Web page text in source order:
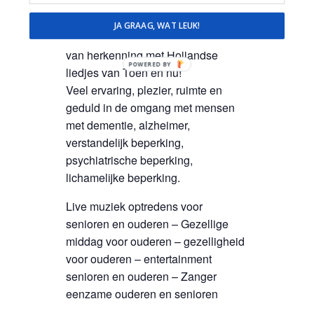
Wilhelmus de Oranje Man
Muzikale reis door de tijd en feest
van herkenning met Hollandse
liedjes van Toen en nu!
Veel ervaring, plezier, ruimte en
geduld in de omgang met mensen
met dementie, alzheimer,
verstandelijk beperking,
psychiatrische beperking,
lichamelijke beperking.
Live muziek optredens voor
senioren en ouderen – Gezellige
middag voor ouderen – gezelligheid
voor ouderen – entertainment
senioren en ouderen – Zanger
eenzame ouderen en senioren
JA GRAAG, WAT LEUK!
POWERED BY